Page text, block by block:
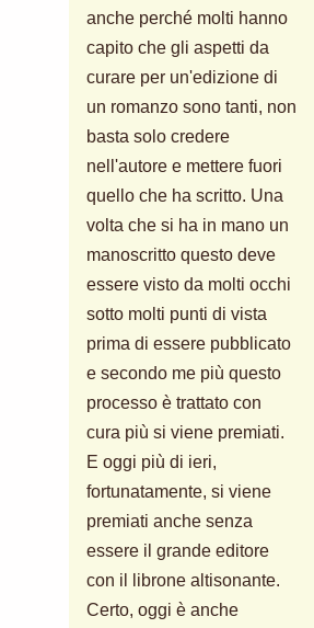
anche perché molti hanno
capito che gli aspetti da
curare per un'edizione di
un romanzo sono tanti, non
basta solo credere
nell'autore e mettere fuori
quello che ha scritto. Una
volta che si ha in mano un
manoscritto questo deve
essere visto da molti occhi
sotto molti punti di vista
prima di essere pubblicato
e secondo me più questo
processo è trattato con
cura più si viene premiati.
E oggi più di ieri,
fortunatamente, si viene
premiati anche senza
essere il grande editore
con il librone altisonante.
Certo, oggi è anche